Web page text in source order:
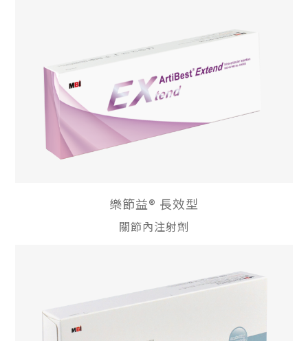
樂節益® 長效型
關節內注射劑